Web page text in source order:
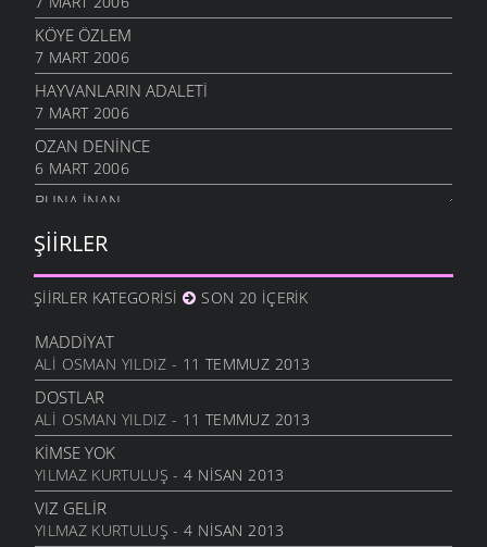
KÖYE ÖZLEM
7 MART 2006
HAYVANLARIN ADALETI
7 MART 2006
OZAN DENINCE
6 MART 2006
BUNA İNAN
NASIL OLUR
6 MART 2006
İHTIYAR İNSAN
6 MART 2006
SEVGI ÜSTÜNE
6 MART 2006
ANLATAMADIK
6 MART 2006
GEL
6 MART 2006
ANNE
ŞIIRLER
ŞIIRLER KATEGORISI SON 20 İÇERIK
MADDIYAT
ALI OSMAN YILDIZ - 11 TEMMUZ 2013
DOSTLAR
ALI OSMAN YILDIZ - 11 TEMMUZ 2013
KIMSE YOK
YILMAZ KURTULUŞ - 4 NISAN 2013
VIZ GELIR
YILMAZ KURTULUŞ - 4 NISAN 2013